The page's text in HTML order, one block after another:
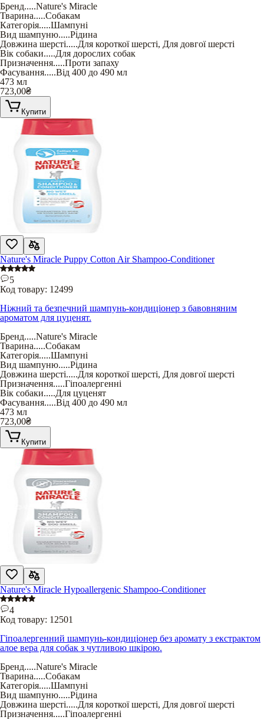
Бренд.....Nature's Miracle
Тварина.....Собакам
Категорія.....Шампуні
Вид шампуню.....Рідина
Довжина шерсті.....Для короткої шерсті, Для довгої шерсті
Вік собаки.....Для дорослих собак
Призначення.....Проти запаху
Фасування.....Від 400 до 490 мл
473 мл
723,00₴
Купити
Nature's Miracle Puppy Cotton Air Shampoo-Conditioner
5
Код товару: 12499
Ніжний та безпечний шампунь-кондиціонер з бавовняним
ароматом для цуценят.
Бренд.....Nature's Miracle
Тварина.....Собакам
Категорія.....Шампуні
Вид шампуню.....Рідина
Довжина шерсті.....Для короткої шерсті, Для довгої шерсті
Призначення.....Гіпоалергенні
Вік собаки.....Для цуценят
Фасування.....Від 400 до 490 мл
473 мл
723,00₴
Купити
Nature's Miracle Hypoallergenic Shampoo-Conditioner
4
Код товару: 12501
Гіпоалергенний шампунь-кондиціонер без аромату з екстрактом
алое вера для собак з чутливою шкірою.
Бренд.....Nature's Miracle
Тварина.....Собакам
Категорія.....Шампуні
Вид шампуню.....Рідина
Довжина шерсті.....Для короткої шерсті, Для довгої шерсті
Призначення.....Гіпоалергенні